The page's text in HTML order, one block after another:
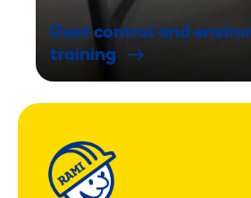
Dust control and
training